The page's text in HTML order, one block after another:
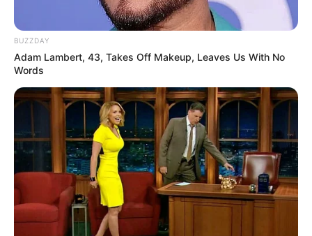
BUZZDAY
Adam Lambert, 43, Takes Off Makeup, Leaves Us With No
Words